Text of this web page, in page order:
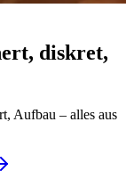
diskret,
Aufbau – alles aus